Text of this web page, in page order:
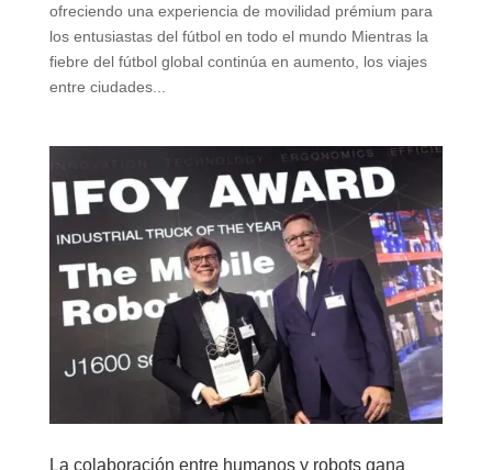
ofreciendo una experiencia de movilidad prémium para
los entusiastas del fútbol en todo el mundo Mientras la
fiebre del fútbol global continúa en aumento, los viajes
entre ciudades...
La colaboración entre humanos y robots gana